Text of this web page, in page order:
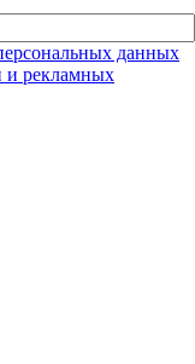
данных
и рекламных